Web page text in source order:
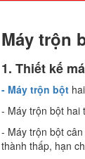
Máy trộn
1. Thiết kế
- Máy trộn bột
- Máy trộn bột hai
- Máy trộn bột
thành thấp, hạn